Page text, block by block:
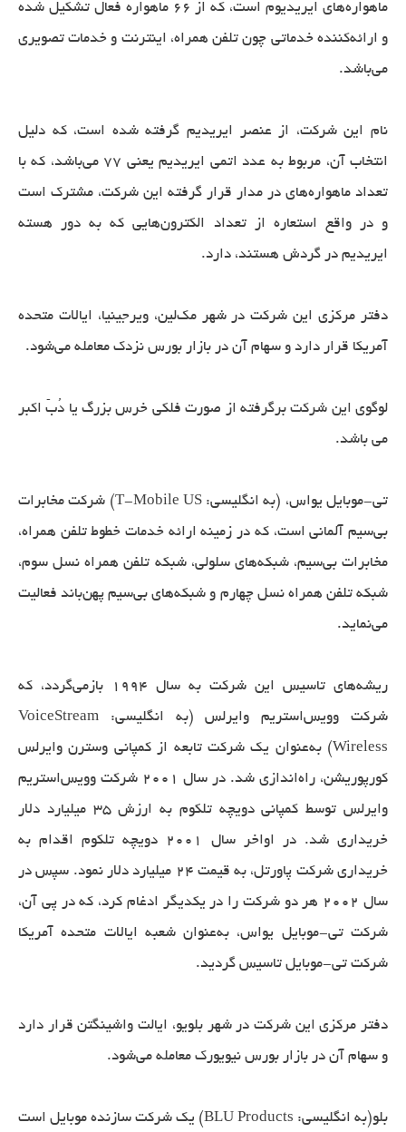
ماهواره‌های ایریدیوم است، که از ۶۶ ماهواره فعال تشکیل شده
و ارائه‌کننده خدماتی چون تلفن همراه، اینترنت و خدمات تصویری
می‌باشد.
نام این شرکت، از عنصر ایریدیم گرفته شده است، که دلیل
انتخاب آن، مربوط به عدد اتمی ایریدیم یعنی ۷۷ می‌باشد، که با
تعداد ماهواره‌های در مدار قرار گرفته این شرکت، مشترک است
و در واقع استعاره از تعداد الکترون‌هایی که به دور هسته
ایریدیم در گردش هستند، دارد.
دفتر مرکزی این شرکت در شهر مک‌لین، ویرجینیا، ایالات متحده
آمریکا قرار دارد و سهام آن در بازار بورس نزدک معامله می‌شود.
لوگوی این شرکت برگرفته از صورت فلکی خرس بزرگ یا دُبّ اکبر
می باشد.
تی-موبایل یواس، (به انگلیسی: T-Mobile US) شرکت مخابرات
بی‌سیم آلمانی است، که در زمینه ارائه خدمات خطوط تلفن همراه،
مخابرات بی‌سیم، شبکه‌های سلولی، شبکه تلفن همراه نسل سوم،
شبکه تلفن همراه نسل چهارم و شبکه‌های بی‌سیم پهن‌باند فعالیت
می‌نماید.
ریشه‌های تاسیس این شرکت به سال ۱۹۹۴ بازمی‌گردد، که
شرکت وویس‌استریم وایرلس (به انگلیسی: VoiceStream
Wireless) به‌عنوان یک شرکت تابعه از کمپانی وسترن وایرلس
کورپوریشن، راه‌اندازی شد. در سال ۲۰۰۱ شرکت وویس‌استریم
وایرلس توسط کمپانی دویچه تلکوم به ارزش ۳۵ میلیارد دلار
خریداری شد. در اواخر سال ۲۰۰۱ دویچه تلکوم اقدام به
خریداری شرکت پاورتل، به قیمت ۲۴ میلیارد دلار نمود. سپس در
سال ۲۰۰۲ هر دو شرکت را در یکدیگر ادغام کرد، که در پی آن،
شرکت تی-موبایل یواس، به‌عنوان شعبه ایالات متحده آمریکا
شرکت تی-موبایل تاسیس گردید.
دفتر مرکزی این شرکت در شهر بلویو، ایالت واشینگتن قرار دارد
و سهام آن در بازار بورس نیویورک معامله می‌شود.
بلو(به انگلیسی: BLU Products) یک شرکت سازنده موبایل است